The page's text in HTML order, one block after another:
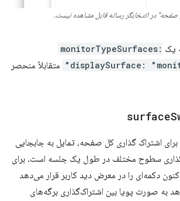
در انتخابگر رسانه قابل مشاهده نیست.
یک monitorTypeSurfaces:
displaySurface:
متقابلاً منحصر
surface
اشتراک گذاری کل صفحه، تمایل به جابجایی
گذاری سطوح مختلف در طول یک جلسه است. برای
دکمه‌ای را در معرض دید کاربر قرار می‌دهد
به صورت پویا بین اشتراک‌گذاری برگه‌های